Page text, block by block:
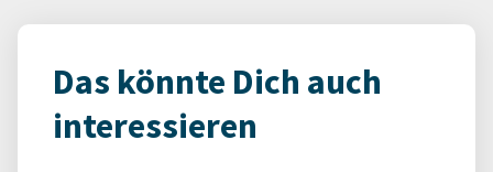
Das könnte Dich auch
interessieren